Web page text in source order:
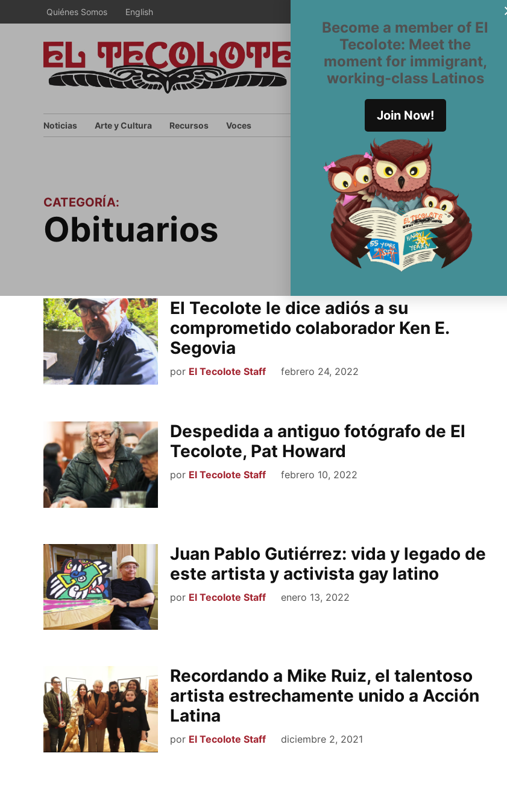
Become a member of El
Tecolote: Meet the
moment for immigrant,
working-class Latinos
Join Now!
al
contenido
Quiénes Somos English
San
Francisco’s
Noticias Arte y Cultura Recursos Voces
CATEGORÍA:
Obituarios
El Tecolote le dice adiós a su
comprometido colaborador Ken E.
Segovia
por El Tecolote Staff febrero 24, 2022
Despedida a antiguo fotógrafo de El
Tecolote, Pat Howard
por El Tecolote Staff febrero 10, 2022
Juan Pablo Gutiérrez: vida y legado de
este artista y activista gay latino
por El Tecolote Staff enero 13, 2022
Recordando a Mike Ruiz, el talentoso
artista estrechamente unido a Acción
Latina
por El Tecolote Staff diciembre 2, 2021